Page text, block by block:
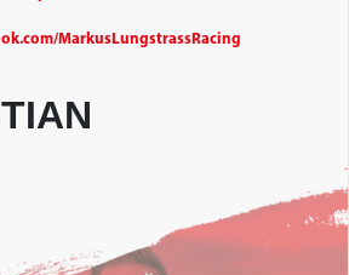
MarkusLungstrassRacing